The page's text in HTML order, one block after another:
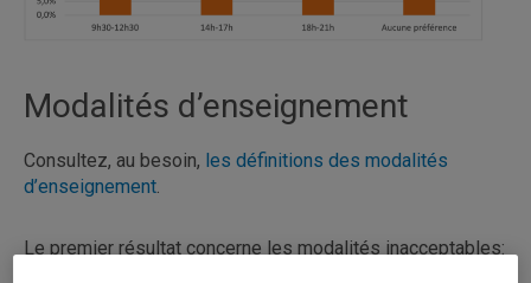
Modalités d’enseignement
Consultez, au besoin, les définitions des modalités
d’enseignement.
Le premier résultat concerne les modalités inacceptables: